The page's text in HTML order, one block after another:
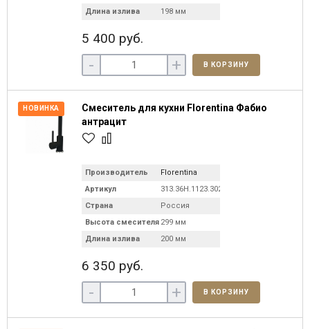
Длина излива
198 мм
5 400 руб.
- + В КОРЗИНУ
НОВИНКА
Смеситель для кухни Florentina Фабио
антрацит
Производитель
Florentina
Артикул
313.36H.1123.302
Страна
Россия
Высота смесителя 299 мм
Длина излива
200 мм
6 350 руб.
- + В КОРЗИНУ